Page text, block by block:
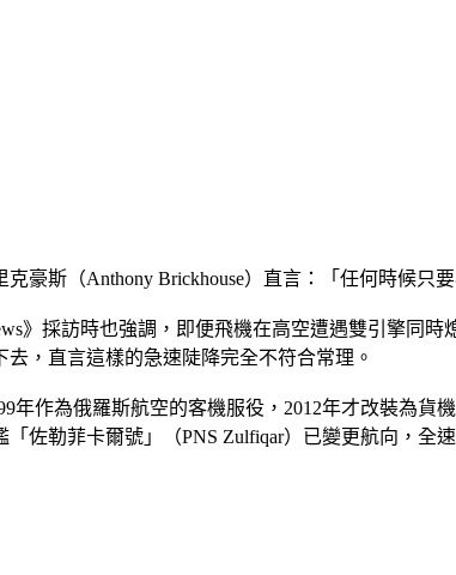
豪斯（Anthony Brickhouse）直言：「任何時候只
》採訪時也強調，即便飛機在高空遭遇雙引擎同
，直言這樣的急速陡降完全不符合常理。
年作為俄羅斯航空的客機服役，2012年才改裝為
佐勒菲卡爾號」（PNS Zulfiqar）已變更航向，全